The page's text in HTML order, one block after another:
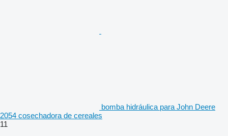
bomba hidráulica para John Deere
2054 cosechadora de cereales
11